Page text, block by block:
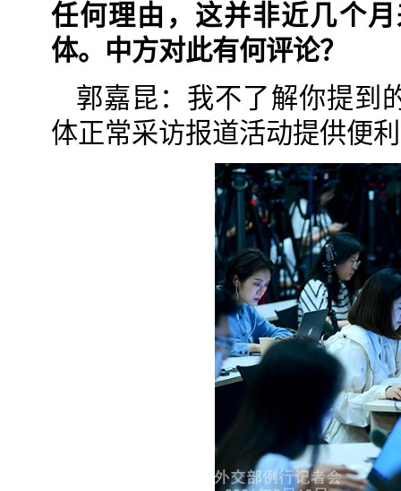
任何理由，这并非近几个
体。中方对此有何评论？
郭嘉昆：我不了解你提到
体正常采访报道活动提供便